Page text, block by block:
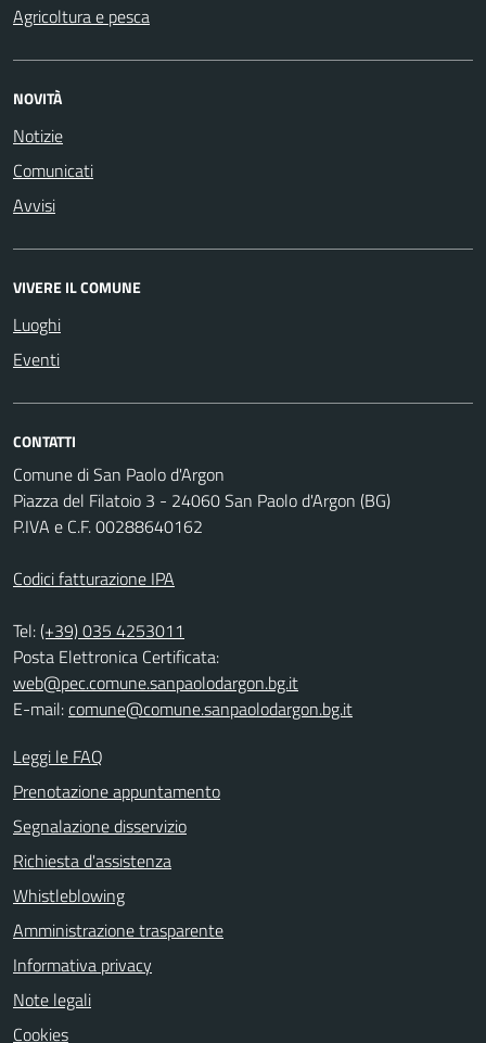
Agricoltura e pesca
NOVITÀ
Notizie
Comunicati
Avvisi
VIVERE IL COMUNE
Luoghi
Eventi
CONTATTI
Comune di San Paolo d'Argon
Piazza del Filatoio 3 - 24060 San Paolo d'Argon (BG)
P.IVA e C.F. 00288640162
Codici fatturazione IPA
Tel:(+39) 035 4253011
Posta Elettronica Certificata:
web@pec.comune.sanpaolodargon.bg.it
E-mail:comune@comune.sanpaolodargon.bg.it
Leggi le FAQ
Prenotazione appuntamento
Segnalazione disservizio
Richiesta d'assistenza
Whistleblowing
Amministrazione trasparente
Informativa privacy
Note legali
Cookies